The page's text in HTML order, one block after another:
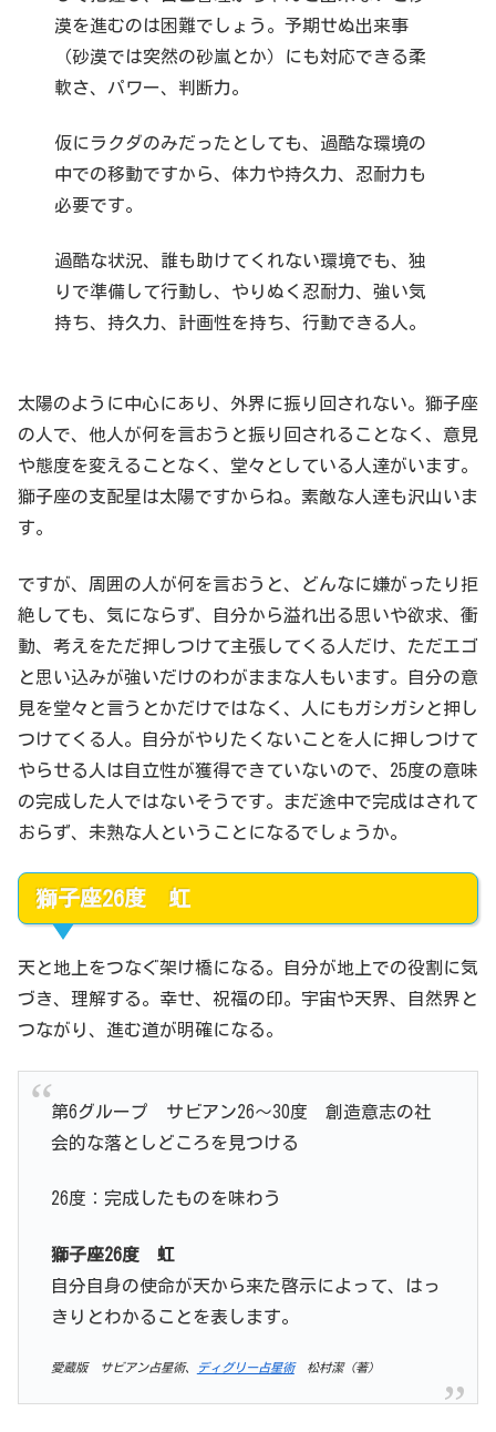
漠を進むのは困難でしょう。予期せぬ出来事
（砂漠では突然の砂嵐とか）にも対応できる柔
軟さ、パワー、判断力。
仮にラクダのみだったとしても、過酷な環境の
中での移動ですから、体力や持久力、忍耐力も
必要です。
過酷な状況、誰も助けてくれない環境でも、独
りで準備して行動し、やりぬく忍耐力、強い気
持ち、持久力、計画性を持ち、行動できる人。
太陽のように中心にあり、外界に振り回されない。獅子座
の人で、他人が何を言おうと振り回されることなく、意見
や態度を変えることなく、堂々としている人達がいます。
獅子座の支配星は太陽ですからね。素敵な人達も沢山いま
す。
ですが、周囲の人が何を言おうと、どんなに嫌がったり拒
絶しても、気にならず、自分から溢れ出る思いや欲求、衝
動、考えをただ押しつけて主張してくる人だけ、ただエゴ
と思い込みが強いだけのわがままな人もいます。自分の意
見を堂々と言うとかだけではなく、人にもガシガシと押し
つけてくる人。自分がやりたくないことを人に押しつけて
やらせる人は自立性が獲得できていないので、25度の意味
の完成した人ではないそうです。まだ途中で完成はされて
おらず、未熟な人ということになるでしょうか。
獅子座26度 虹
天と地上をつなぐ架け橋になる。自分が地上での役割に気
づき、理解する。幸せ、祝福の印。宇宙や天界、自然界と
つながり、進む道が明確になる。
第6グループ サビアン26～30度 創造意志の社
会的な落としどころを見つける
26度：完成したものを味わう
獅子座26度虹
自分自身の使命が天から来た啓示によって、はっ
きりとわかることを表します。
愛蔵版 サビアン占星術、 ディグリー占星術松村潔（著）